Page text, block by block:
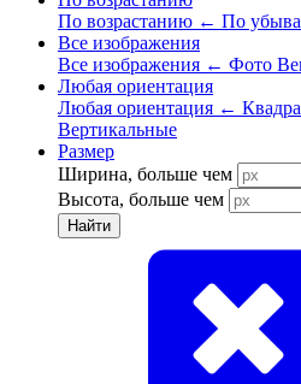
По возрастанию ← По
Все изображения
Все изображения ← Фото
Любая ориентация
Любая ориентация ←
Вертикальные
Размер
Ширина, больше чем
Высота, больше чем
Найти